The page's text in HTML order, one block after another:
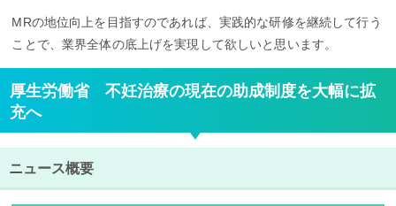
MRの地位向上を目指すのであれば、実践的な研修を継続して行う
ことで、業界全体の底上げを実現して欲しいと思います。
厚生労働省 不妊治療の現在の助成制度を大幅に拡
充へ
ニュース概要